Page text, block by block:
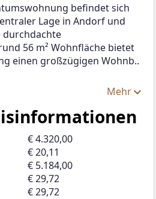
befindet sich
Lage in Andorf und
durchdachte
56 m² Wohnfläche bietet
einen großzügigen Wohnb..
Mehr
€ 4.320,00
€ 20,11
€ 5.184,00
€ 29,72
€ 29,72